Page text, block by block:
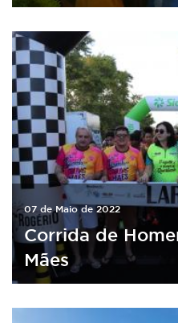
07 de Maio de 2022
Corrida de
Mães